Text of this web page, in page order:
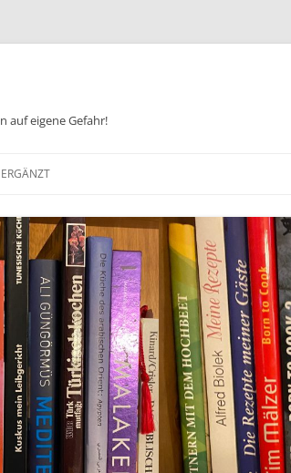
auf eigene Gefahr!